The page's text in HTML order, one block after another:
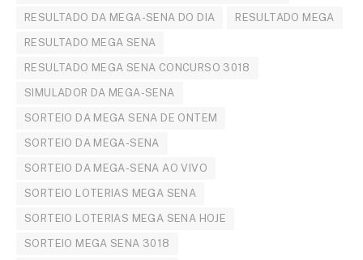
RESULTADO DA MEGA-SENA DO DIA RESULTADO MEGA
RESULTADO MEGA SENA
RESULTADO MEGA SENA CONCURSO 3018
SIMULADOR DA MEGA-SENA
SORTEIO DA MEGA SENA DE ONTEM
SORTEIO DA MEGA-SENA
SORTEIO DA MEGA-SENA AO VIVO
SORTEIO LOTERIAS MEGA SENA
SORTEIO LOTERIAS MEGA SENA HOJE
SORTEIO MEGA SENA 3018